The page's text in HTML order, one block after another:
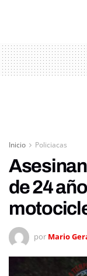
Inicio Policiacas
de 24
por Mario